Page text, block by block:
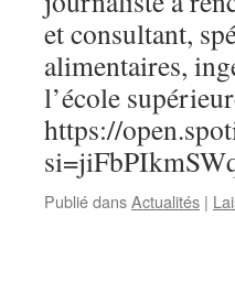
et consultant,
alimentaires,
l’école
https://
Publié dansActualités |